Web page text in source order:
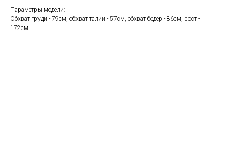
Параметры модели:
Обхват груди - 79см, обхват талии - 57см, обхват бедер - 86см, рост -
172см